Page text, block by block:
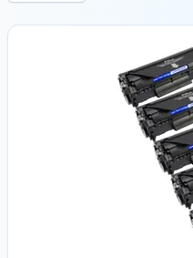
Producten